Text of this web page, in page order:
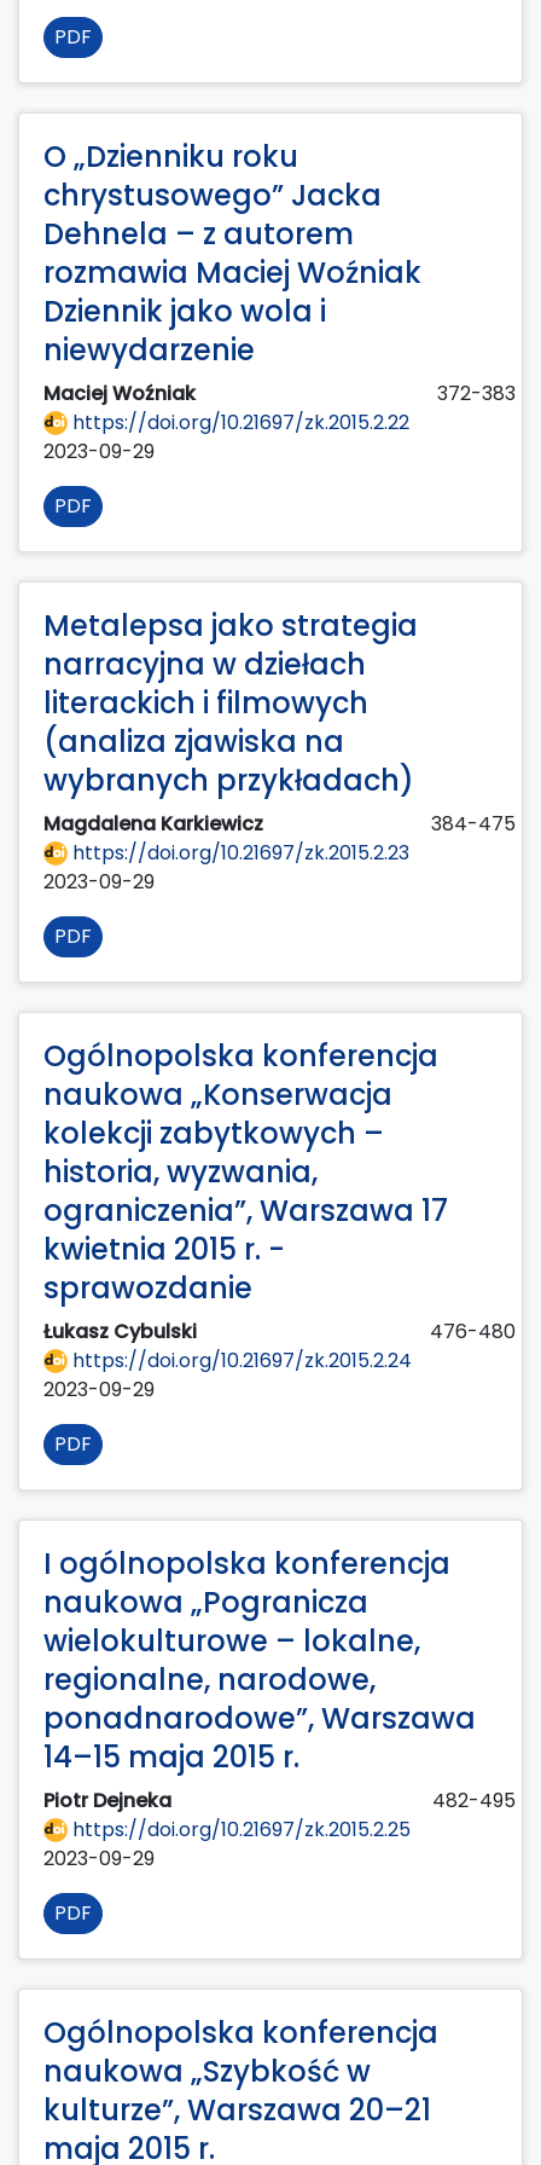
PDF
O „Dzienniku roku
chrystusowego” Jacka
Dehnela – z autorem
rozmawia Maciej Woźniak
Dziennik jako wola i
niewydarzenie
Maciej Woźniak
372-383
https://doi.org/10.21697/zk.2015.2.22
2023-09-29
PDF
Metalepsa jako strategia
narracyjna w dziełach
literackich i filmowych
(analiza zjawiska na
wybranych przykładach)
Magdalena Karkiewicz
384-475
https://doi.org/10.21697/zk.2015.2.23
2023-09-29
PDF
Ogólnopolska konferencja
naukowa „Konserwacja
kolekcji zabytkowych –
historia, wyzwania,
ograniczenia”, Warszawa 17
kwietnia 2015 r. -
sprawozdanie
Łukasz Cybulski
476-480
https://doi.org/10.21697/zk.2015.2.24
2023-09-29
PDF
I ogólnopolska konferencja
naukowa „Pogranicza
wielokulturowe – lokalne,
regionalne, narodowe,
ponadnarodowe”, Warszawa
14–15 maja 2015 r.
Piotr Dejneka
482-495
https://doi.org/10.21697/zk.2015.2.25
2023-09-29
PDF
Ogólnopolska konferencja
naukowa „Szybkość w
kulturze”, Warszawa 20–21
maja 2015 r.